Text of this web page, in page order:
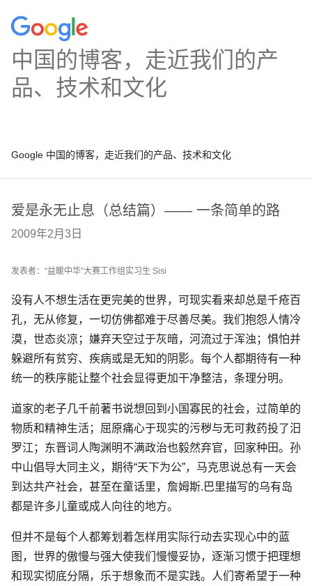
中国的博客，走近我们的产
品、技术和文化
Google 中国的博客，走近我们的产品、技术和文化
爱是永无止息（总结篇）—— 一条简单的路
2009年2月3日
发表者：“益暖中华”大赛工作组实习生 Sisi
没有人不想生活在更完美的世界，可现实看来却总是千疮百
孔，无从修复，一切仿佛都难于尽善尽美。我们抱怨人情冷
漠，世态炎凉；嫌弃天空过于灰暗，河流过于浑浊；惧怕并
躲避所有贫穷、疾病或是无知的阴影。每个人都期待有一种
统一的秩序能让整个社会显得更加干净整洁，条理分明。
道家的老子几千前著书说想回到小国寡民的社会，过简单的
物质和精神生活；屈原痛心于现实的污秽与无可救药投了汨
罗江；东晋词人陶渊明不满政治也毅然弃官，回家种田。孙
中山倡导大同主义，期待“天下为公”，马克思说总有一天会
到达共产社会，甚至在童话里，詹姆斯.巴里描写的乌有岛
都是许多儿童或成人向往的地方。
但并不是每个人都筹划着怎样用实际行动去实现心中的蓝
图，世界的傲慢与强大使我们慢慢妥协，逐渐习惯于把理想
和现实彻底分隔，乐于想象而不是实践。人们寄希望于一种